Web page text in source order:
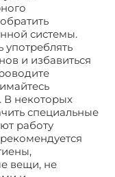
системы.
употреблять
и избавиться
В некоторых
специальные
работу
вещи, не